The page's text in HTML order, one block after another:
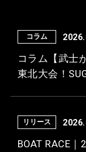
コラム
コラム【武士
東北⼤会！
リリース
BOAT RACE｜